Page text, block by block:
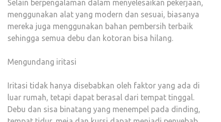
Selain berpengalaman dalam menyelesaikan pekerjaan,
menggunakan alat yang modern dan sesuai, biasanya
mereka juga menggunakan bahan pembersih terbaik
sehingga semua debu dan kotoran bisa hilang.
Mengundang iritasi
Iritasi tidak hanya disebabkan oleh faktor yang ada di
luar rumah, tetapi dapat berasal dari tempat tinggal.
Debu dan sisa binatang yang menempel pada dinding,